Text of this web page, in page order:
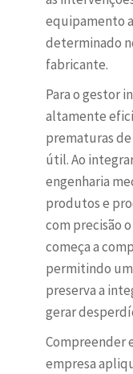
equipamento
determinado
fabricante.
Para o gestor
altamente
prematuras
útil. Ao
engenharia
produtos e
com precisão
começa a
permitindo
preserva a
gerar
Compreender
empresa